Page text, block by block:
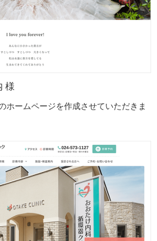
様
ホームページを作成させていただきま